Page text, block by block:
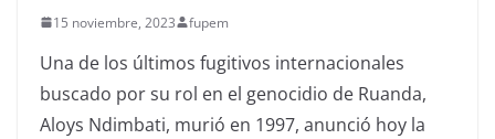
15 noviembre, 2023 fupem
Una de los últimos fugitivos internacionales
buscado por su rol en el genocidio de Ruanda,
Aloys Ndimbati, murió en 1997, anunció hoy la